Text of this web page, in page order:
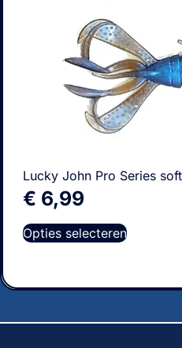
Lucky John Pro Series
€ 6,99
Opties selecteren